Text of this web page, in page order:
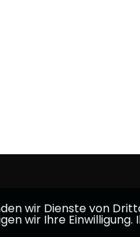
wir Dienste von
wir Ihre Einwilligung.